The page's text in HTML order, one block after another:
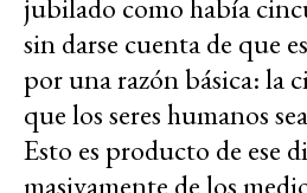
jubilado como había
sin darse cuenta de que
por una razón básica: la
que los seres humanos
Esto es producto de ese